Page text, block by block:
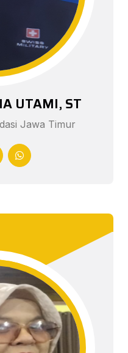
UTAMI, ST
Jawa Timur